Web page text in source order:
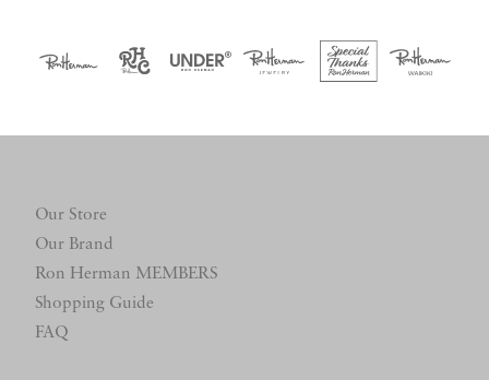
Our Store
Our Brand
Ron Herman MEMBERS
Shopping Guide
FAQ